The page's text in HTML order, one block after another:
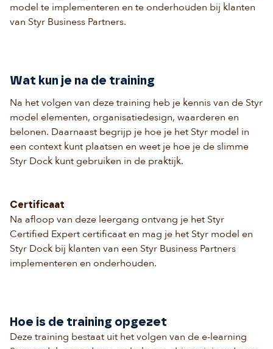
model te implementeren en te onderhouden bij klanten
van Styr Business Partners.
Wat kun je na de training
Na het volgen van deze training heb je kennis van de Styr
model elementen, organisatiedesign, waarderen en
belonen. Daarnaast begrijp je hoe je het Styr model in
een context kunt plaatsen en weet je hoe je de slimme
Styr Dock kunt gebruiken in de praktijk.
Certificaat
Na afloop van deze leergang ontvang je het Styr
Certified Expert certificaat en mag je het Styr model en
Styr Dock bij klanten van een Styr Business Partners
implementeren en onderhouden.
Hoe is de training opgezet
Deze training bestaat uit het volgen van de e-learning